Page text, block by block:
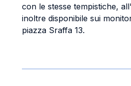
con le stesse tempistiche,
inoltre disponibile sui
piazza Sraffa 13.